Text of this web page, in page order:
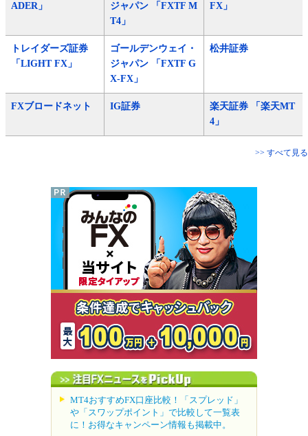
ADER」
ジャパン 「FXTF M
T4」
FX」
トレイダーズ証券
「LIGHT FX」
ゴールデンウェイ・
ジャパン 「FXTF G
X-FX」
松井証券
FXブロードネット IG証券
楽天証券 「楽天MT
4」
>> すべて見る
MT4おすすめFX口座比較！「スプレッド」
や「スワップポイント」で比較して一覧表
に！お得なキャンペーン情報も掲載中。